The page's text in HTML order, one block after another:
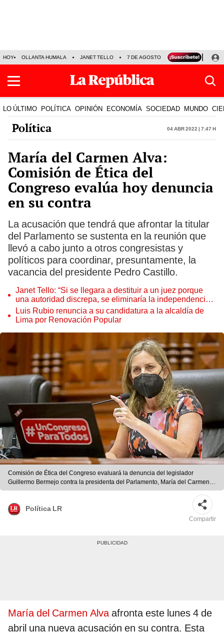
HOY OLLANTA HUMALA JANET TELLO 7 DE AGOSTO TINKA RESULTADOS
LO ÚLTIMO POLÍTICA OPINIÓN ECONOMÍA SOCIEDAD MUNDO
Política 04 Abr 2022 | 7:47 h
María del Carmen Alva:
Comisión de Ética del
Congreso evalúa hoy denuncia
en su contra
La acusación que tendrá que afrontar la titular
del Parlamento se sustenta en la reunión que
llevó a cabo junto a otros congresistas y
políticos para coordinar, presuntamente, la
vacancia del presidente Pedro Castillo.
Janet Tello: “Si se llegara a destituir a un juez porque
una autoridad discrepa, se eliminaría la independencia
judicial”
Luis Rubio renuncia a su candidatura a la alcaldía de
Lima por Renovación Popular
Comisión de Ética del Congreso evaluará la denuncia del legislador
Guillermo Bermejo contra la presidenta del Parlamento, María del Carmen
Alva, por presuntamente buscar la vacancia del presidente Pedro Castillo.
Política LR
Compartir
María del Carmen Alvaafronta este lunes 4 de
abril una nueva acusación en su contra. Esta